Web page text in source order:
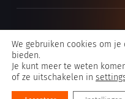
Algemene
We gebruiken cookies om
bieden.
Je kunt meer te weten
of ze uitschakelen in